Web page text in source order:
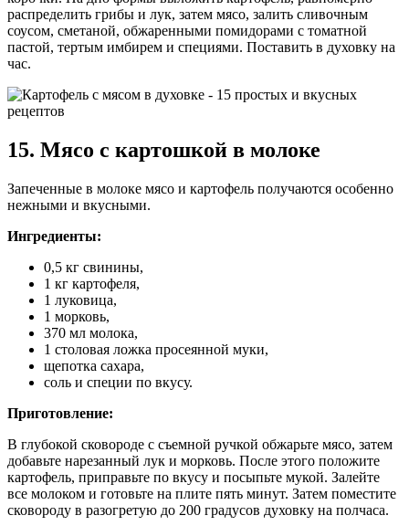
распределить грибы и лук, затем мясо, залить сливочным
соусом, сметаной, обжаренными помидорами с томатной
пастой, тертым имбирем и специями. Поставить в духовку на
час.
15. Мясо с картошкой в молоке
Запеченные в молоке мясо и картофель получаются особенно
нежными и вкусными.
Ингредиенты:
0,5 кг свинины,
1 кг картофеля,
1 луковица,
1 морковь,
370 мл молока,
1 столовая ложка просеянной муки,
щепотка сахара,
соль и специи по вкусу.
Приготовление:
В глубокой сковороде с съемной ручкой обжарьте мясо, затем
добавьте нарезанный лук и морковь. После этого положите
картофель, приправьте по вкусу и посыпьте мукой. Залейте
все молоком и готовьте на плите пять минут. Затем поместите
сковороду в разогретую до 200 градусов духовку на полчаса.